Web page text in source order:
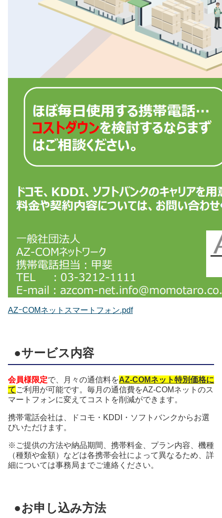
AZｰCOMネットスマートフォン.pdf
●サービス内容
会員様限定で、月々の通信料をAZ-COMネット特別価格に
てご利用が可能です。 毎月の通信費をAZ-COMネットのス
マートフォンに変えてコストを削減ができます。
携帯電話会社は、ドコモ・KDDI・ソフトバンクからお選
びいただけます。
※ご提供の方法や納品期間、携帯料金、プラン内容、機種
（種類や金額）などは各携帯会社によって異なるため、 詳
細については事務局までご連絡ください。
●お申し込み方法